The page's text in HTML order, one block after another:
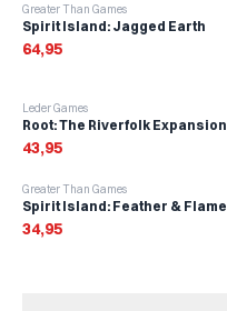
Greater Than Games
Spirit Island: Jagged Earth
64,95
Leder Games
Root: The Riverfolk Expansion
43,95
Greater Than Games
Spirit Island: Feather & Flame
34,95